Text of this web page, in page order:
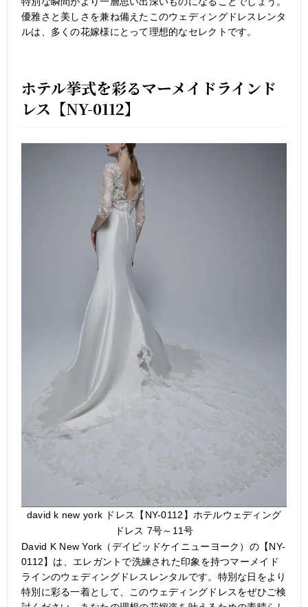
優雅さと美しさを兼ね備えたこのウェディングドレスレンタ
ルは、多くの花嫁様にとって理想的なセレクトです。
ホテル挙式を彩るマーメイドラインド
レス【NY-0112】
david k new york ドレス【NY-0112】ホテルウェディング
ドレス 7号～11号
David K New York（デイビッドケイニューヨーク）の【NY-
0112】は、エレガントで洗練された印象を持つマーメイド
ラインのウェディングドレスレンタルです。特別な日をより
特別に彩る一着として、このウェディングドレスをぜひご検